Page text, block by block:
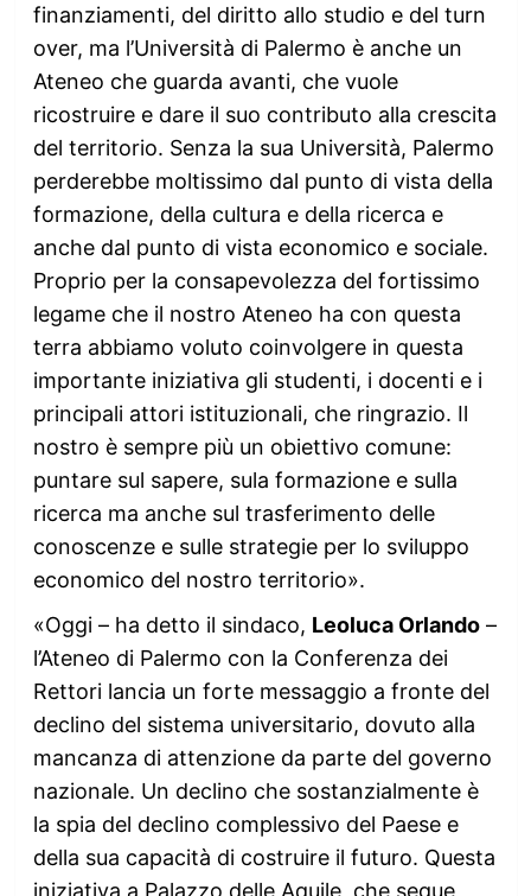
finanziamenti, del diritto allo studio e del turn
over, ma l’Università di Palermo è anche un
Ateneo che guarda avanti, che vuole
ricostruire e dare il suo contributo alla crescita
del territorio. Senza la sua Università, Palermo
perderebbe moltissimo dal punto di vista della
formazione, della cultura e della ricerca e
anche dal punto di vista economico e sociale.
Proprio per la consapevolezza del fortissimo
legame che il nostro Ateneo ha con questa
terra abbiamo voluto coinvolgere in questa
importante iniziativa gli studenti, i docenti e i
principali attori istituzionali, che ringrazio. Il
nostro è sempre più un obiettivo comune:
puntare sul sapere, sula formazione e sulla
ricerca ma anche sul trasferimento delle
conoscenze e sulle strategie per lo sviluppo
economico del nostro territorio».
«Oggi – ha detto il sindaco, Leoluca Orlando–
l’Ateneo di Palermo con la Conferenza dei
Rettori lancia un forte messaggio a fronte del
declino del sistema universitario, dovuto alla
mancanza di attenzione da parte del governo
nazionale. Un declino che sostanzialmente è
la spia del declino complessivo del Paese e
della sua capacità di costruire il futuro. Questa
iniziativa a Palazzo delle Aquile, che segue